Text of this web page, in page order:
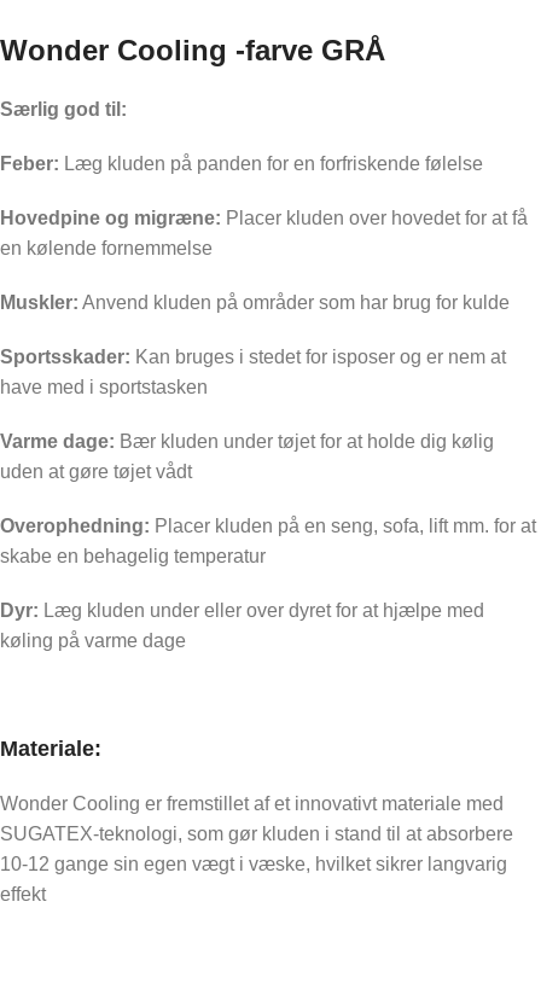
Wonder Cooling -farve GRÅ
Særlig god til:
Feber: Læg kluden på panden for en forfriskende følelse
Hovedpine og migræne: Placer kluden over hovedet for at få
en kølende fornemmelse
Muskler: Anvend kluden på områder som har brug for kulde
Sportsskader: Kan bruges i stedet for isposer og er nem at
have med i sportstasken
Varme dage: Bær kluden under tøjet for at holde dig kølig
uden at gøre tøjet vådt
Overophedning: Placer kluden på en seng, sofa, lift mm. for at
skabe en behagelig temperatur
Dyr: Læg kluden under eller over dyret for at hjælpe med
køling på varme dage
Materiale:
Wonder Cooling er fremstillet af et innovativt materiale med
SUGATEX-teknologi, som gør kluden i stand til at absorbere
10-12 gange sin egen vægt i væske, hvilket sikrer langvarig
effekt